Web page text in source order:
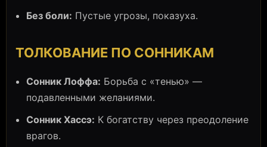
Без боли: Пустые угрозы, показуха.
ТОЛКОВАНИЕ ПО СОННИКАМ
Сонник Лоффа: Борьба с «тенью» —
подавленными желаниями.
Сонник Хассэ: К богатству через преодоление
врагов.